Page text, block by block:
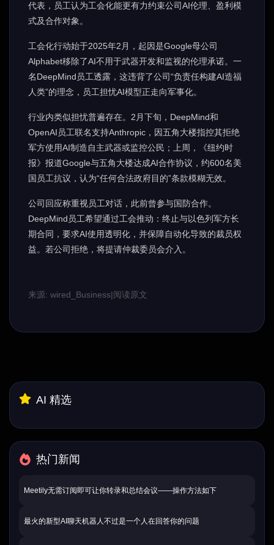
代表，员工认为工会化能更有力约束公司AI伦理、盈利模
式及合作对象。
工会化行动始于2025年2月，起因是Google母公司
Alphabet移除了AI不用于武器开发和监视的伦理承诺。一
名DeepMind员工透露，这违背了公司“负责任构建AI造福
人类”的理念，员工担忧AI模型正走向军事化。
行业内类似担忧普遍存在。2月下旬，DeepMind和
OpenAI员工联名支持Anthropic，因五角大楼指控其拒绝
军方使用AI制造自主武器或监控公民；上周，《纽约时
报》报道Google与五角大楼达成AI合作协议，约600名美
国员工抗议，认为“任何合法政府目的”条款模糊无效。
公司回应称重视员工对话，此前曾参与国防合作。
DeepMind员工希望通过工会推动：终止与以色列军方长
期合同，要求AI使用透明化，并保障自动化导致的裁员权
益。若公司拒绝，将提请仲裁委员会介入。
来源: wired_Business|阅读原文
AI 精选
热门新闻
Meetily无需订阅即可让你转录和总结会议——操作方法如下
最火的新型AI聊天机器人不过是一个人在回答你的问题